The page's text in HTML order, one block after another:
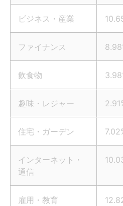
ビジネス・産業
ファイナンス
飲食物
趣味・レジャー
住宅・ガーデン
インターネット・
通信
雇用・教育